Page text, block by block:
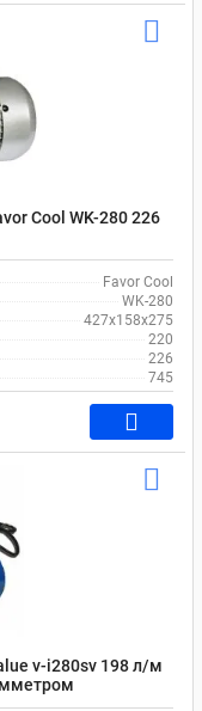
Cool WK-280 226
Favor Cool
WK-280
427x158x275
220
226
745
v-i280sv 198 л/м